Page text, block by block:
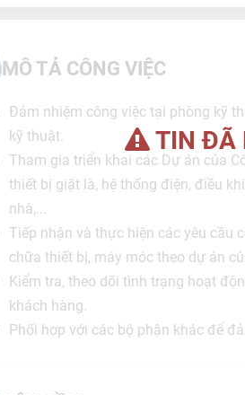
TIN ĐÃ
MÔ TẢ CÔNG VIỆC
Đảm nhiệm công việc tại phòng kỹ
kỹ thuật.
Tham gia triển khai các Dự án của
thiết bị giặt là, hệ thống điện, điều
nhà,...
Tiếp nhận và thực hiện các yêu cầu
chữa thiết bị, máy móc theo dự án
Kiểm tra, theo dõi tình trạng hoạt
khách hàng.
Phối hợp với các bộ phận khác để